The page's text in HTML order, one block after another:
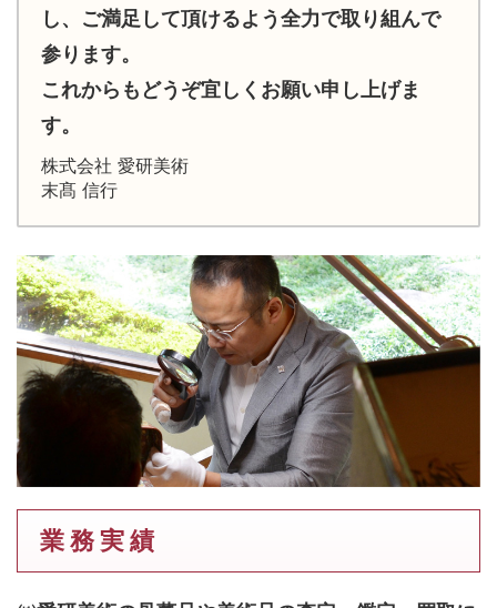
し、ご満足して頂けるよう全力で取り組んで
参ります。
これからもどうぞ宜しくお願い申し上げま
す。
株式会社 愛研美術
末髙 信行
業 務 実 績